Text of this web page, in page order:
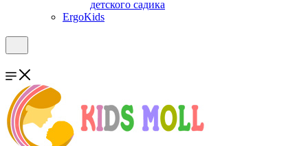
детского садика
ErgoKids